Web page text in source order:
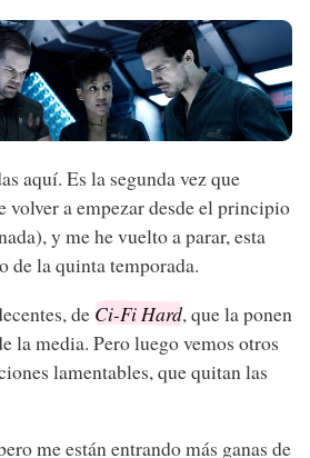
aquí. Es la segunda vez que
volver a empezar desde el principio
y me he vuelto a parar, esta
de la quinta temporada.
de Ci-Fi Hard, que la ponen
la media. Pero luego vemos otros
lamentables, que quitan las
me están entrando más ganas de